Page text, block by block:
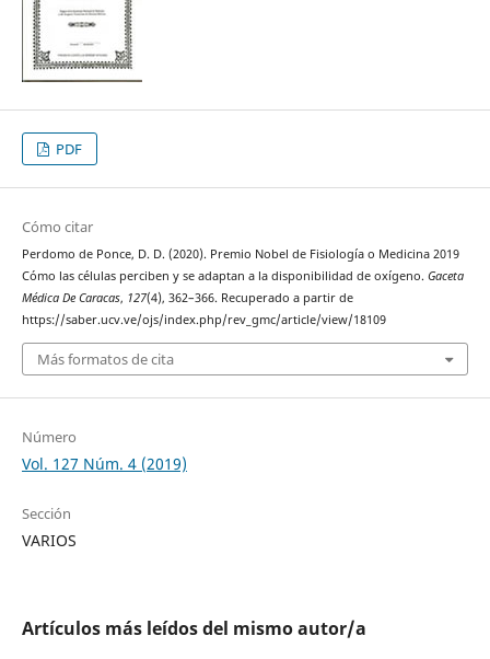
PDF
Cómo citar
Perdomo de Ponce, D. D. (2020). Premio Nobel de Fisiología o Medicina 2019
Cómo las células perciben y se adaptan a la disponibilidad de oxígeno. Gaceta
Médica De Caracas, 127(4), 362–366. Recuperado a partir de
https://saber.ucv.ve/ojs/index.php/rev_gmc/article/view/18109
Más formatos de cita
Número
Vol. 127 Núm. 4 (2019)
Sección
VARIOS
Artículos más leídos del mismo autor/a